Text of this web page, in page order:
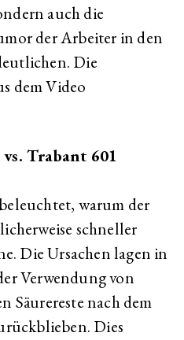
auch die
der Arbeiter in den
Die
dem Video
Trabant 601
warum der
schneller
Die Ursachen lagen in
Verwendung von
Säurereste nach dem
Dies